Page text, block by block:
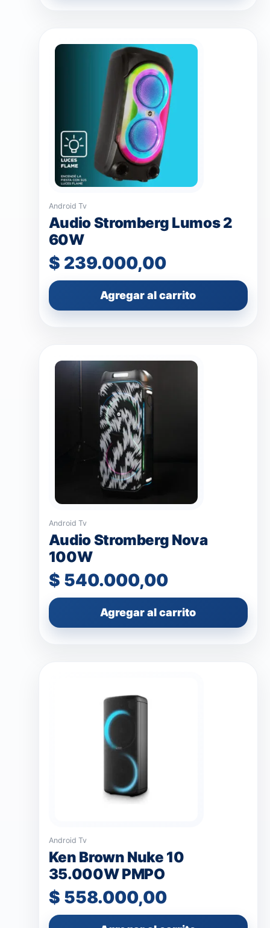
Android Tv
Audio Stromberg Lumos 2
60W
$ 239.000,00
Agregar al carrito
Android Tv
Audio Stromberg Nova
100W
$ 540.000,00
Agregar al carrito
Android Tv
Ken Brown Nuke 10
35.000W PMPO
$ 558.000,00